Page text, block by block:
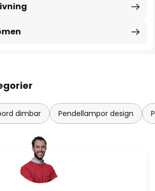
dimbar Pendellampor design